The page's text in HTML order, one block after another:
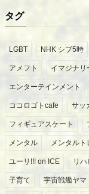
タグ
LGBT NHK シブ5時
アメフト イマジナリ
エンターテインメント
ココロゴトcafe サッ
フィギュアスケート
メンタル メンタルト
ユーリ!!! on ICE リハ
子育て 宇宙戦艦ヤマ